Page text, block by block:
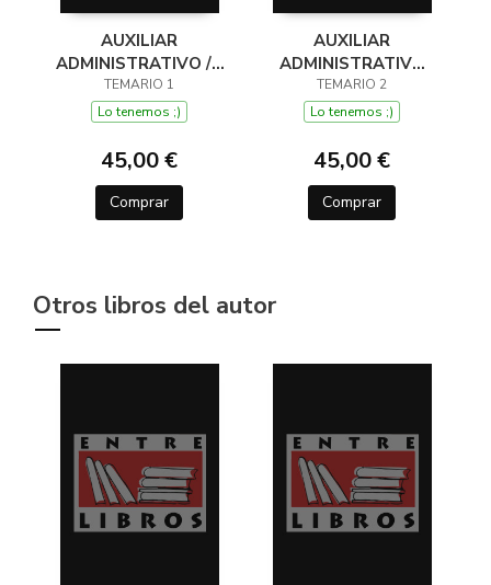
AUXILIAR
ADMINISTRATIVO /A
SAS TEMARIO
ESPECIFICO VOL 01
TEMARIO 1
Lo tenemos ;)
45,00 €
Comprar
AUXILIAR
ADMINISTRATIVO
SAS 2026/27
TEMARIO 2
TEMARIO 2
Lo tenemos ;)
45,00 €
Comprar
Otros libros del autor